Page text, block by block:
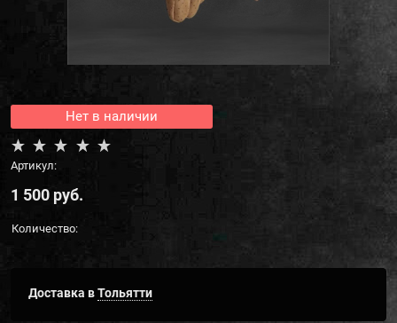
Нет в наличии
Артикул:
1 500 руб.
Количество:
Доставка вТольятти